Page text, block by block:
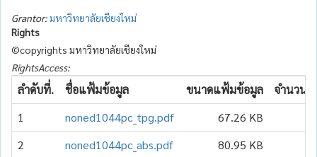
Grantor:มหาวิทยาลัยเชียงใหม่
Rights
©copyrights มหาวิทยาลัยเชียงใหม่
RightsAccess:
ลำดับที่. ชื่อแฟ้มข้อมูล ขนาดแฟ้มข้อมูล
จำนวนเ
1
noned1044pc_tpg.pdf
67.26 KB
2
noned1044pc_abs.pdf
80.95 KB